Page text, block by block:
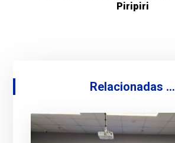
Piripiri
Relacionadas ...